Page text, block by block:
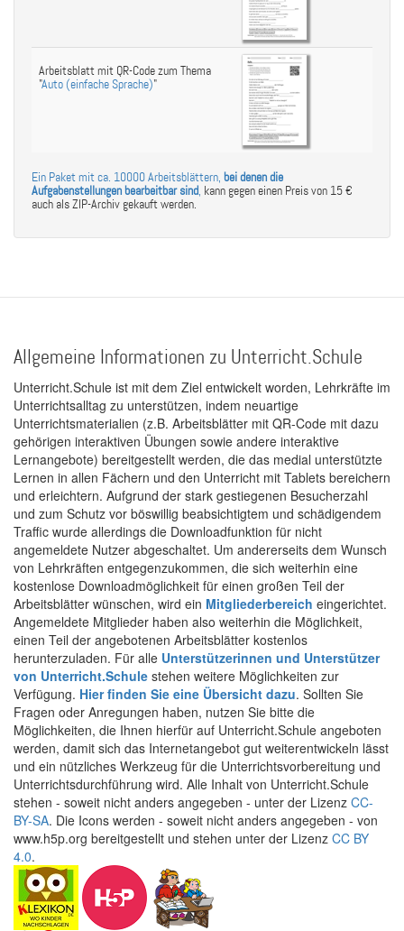
Arbeitsblatt mit QR-Code zum Thema
"Auto (einfache Sprache)"
Ein Paket mit ca. 10000 Arbeitsblättern, bei denen die
Aufgabenstellungen bearbeitbar sind, kann gegen einen Preis von 15 €
auch als ZIP-Archiv gekauft werden.
Allgemeine Informationen zu Unterricht.Schule
Unterricht.Schule ist mit dem Ziel entwickelt worden, Lehrkräfte im
Unterrichtsalltag zu unterstützen, indem neuartige
Unterrichtsmaterialien (z.B. Arbeitsblätter mit QR-Code mit dazu
gehörigen interaktiven Übungen sowie andere interaktive
Lernangebote) bereitgestellt werden, die das medial unterstützte
Lernen in allen Fächern und den Unterricht mit Tablets bereichern
und erleichtern. Aufgrund der stark gestiegenen Besucherzahl
und zum Schutz vor böswillig beabsichtigtem und schädigendem
Traffic wurde allerdings die Downloadfunktion für nicht
angemeldete Nutzer abgeschaltet. Um andererseits dem Wunsch
von Lehrkräften entgegenzukommen, die sich weiterhin eine
kostenlose Downloadmöglichkeit für einen großen Teil der
Arbeitsblätter wünschen, wird ein Mitgliederbereich eingerichtet.
Angemeldete Mitglieder haben also weiterhin die Möglichkeit,
einen Teil der angebotenen Arbeitsblätter kostenlos
herunterzuladen. Für alle Unterstützerinnen und Unterstützer
von Unterricht.Schule stehen weitere Möglichkeiten zur
Verfügung. Hier finden Sie eine Übersicht dazu. Sollten Sie
Fragen oder Anregungen haben, nutzen Sie bitte die
Möglichkeiten, die Ihnen hierfür auf Unterricht.Schule angeboten
werden, damit sich das Internetangebot gut weiterentwickeln lässt
und ein nützliches Werkzeug für die Unterrichtsvorbereitung und
Unterrichtsdurchführung wird. Alle Inhalt von Unterricht.Schule
stehen - soweit nicht anders angegeben - unter der Lizenz CC-
BY-SA. Die Icons werden - soweit nicht anders angegeben - von
www.h5p.org bereitgestellt und stehen unter der Lizenz CC BY
4.0.